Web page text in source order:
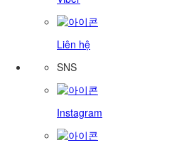
Liên hệ
SNS
Instagram